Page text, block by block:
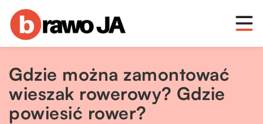
Gdzie można zamontować
wieszak rowerowy? Gdzie
powiesić rower?